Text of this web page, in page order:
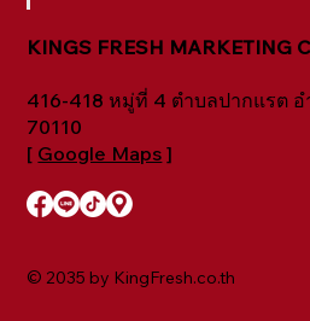
KINGS FRESH MARKETING
416-418 หมู่ที่ 4 ตำบลปากแรต อ
70110
[ Google Maps ]
© 2035 by KingFresh.co.th